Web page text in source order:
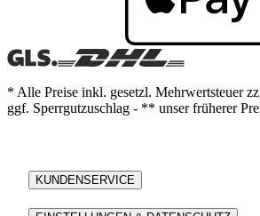
* Alle Preise inkl. gesetzl. Mehrwertsteuer
ggf. Sperrgutzuschlag - ** unser früherer
KUNDENSERVICE